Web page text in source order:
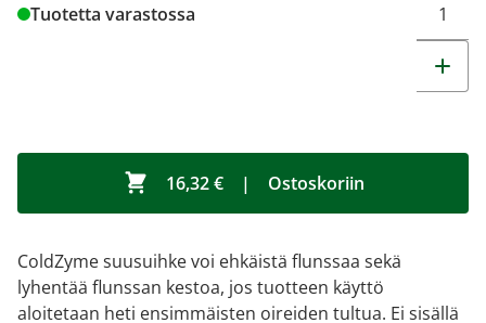
Tuotetta varastossa
16,32 € | Ostoskoriin
ColdZyme suusuihke voi ehkäistä flunssaa sekä
lyhentää flunssan kestoa, jos tuotteen käyttö
aloitetaan heti ensimmäisten oireiden tultua. Ei sisällä